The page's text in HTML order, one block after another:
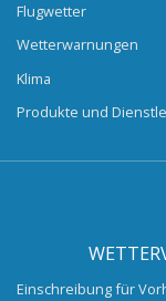
Flugwetter
Wetterwarnungen
Klima
Produkte und
Einschreibung für